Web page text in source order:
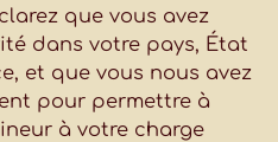
que vous avez
dans votre pays, État
et que vous nous avez
pour permettre à
à votre charge